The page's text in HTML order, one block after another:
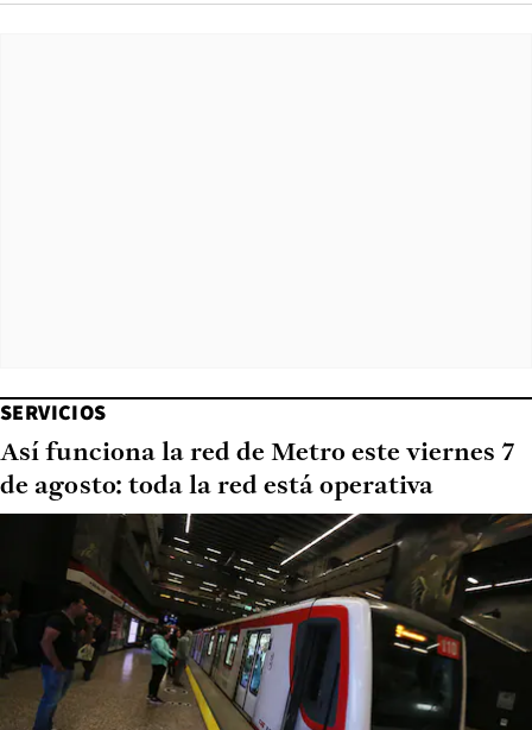
SERVICIOS
Así funciona la red de Metro este viernes 7
de agosto: toda la red está operativa